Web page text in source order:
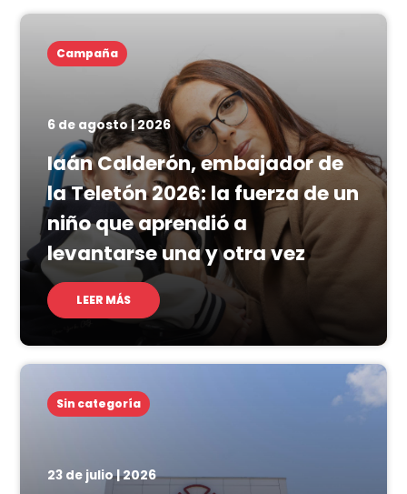
Campaña
6 de agosto | 2026
Iaán Calderón, embajador de
la Teletón 2026: la fuerza de un
niño que aprendió a
levantarse una y otra vez
LEER MÁS
Sin categoría
23 de julio | 2026